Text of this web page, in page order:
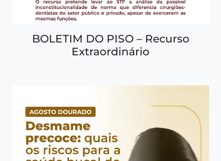
BOLETIM DO PISO – Recurso
Extraordinário